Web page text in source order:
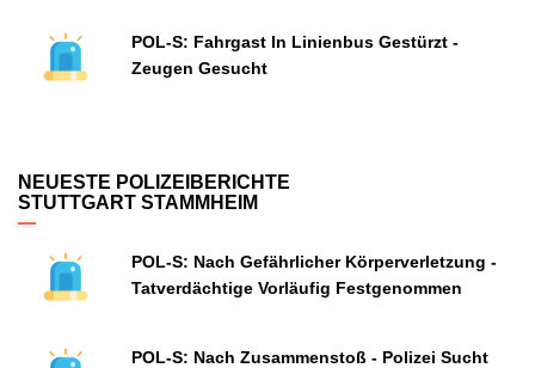
POL-S: Fahrgast In Linienbus Gestürzt -
Zeugen Gesucht
NEUESTE POLIZEIBERICHTE
STUTTGART STAMMHEIM
POL-S: Nach Gefährlicher Körperverletzung -
Tatverdächtige Vorläufig Festgenommen
POL-S: Nach Zusammenstoß - Polizei Sucht